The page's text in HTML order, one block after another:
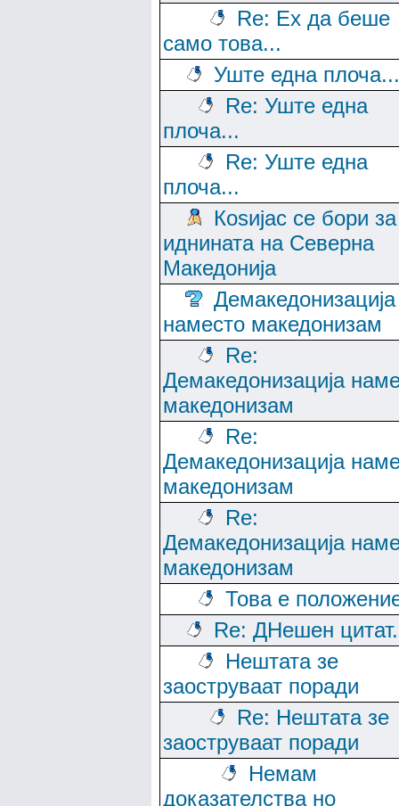
Re: Ех да беше
само това...
Уште една плоча...
Re: Уште една
плоча...
Re: Уште една
плоча...
Коѕијас се бори за
иднината на Северна
Македонија
Демакедонизација
наместо македонизам
Re:
Демакедонизација
македонизам
Re:
Демакедонизација
македонизам
Re:
Демакедонизација
македонизам
Това е
Re: ДНешен
Нештата зе
заоструваат поради
Re: Нештата зе
заоструваат поради
Немам
доказателства но